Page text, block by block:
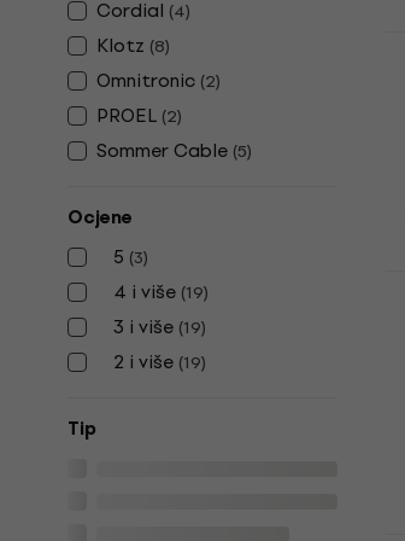
Cordial (4)
Klotz (8)
Omnitronic (2)
PROEL (2)
Sommer Cable (5)
Ocjene
5 (3)
4 i više (19)
3 i više (19)
2 i više (19)
Tip